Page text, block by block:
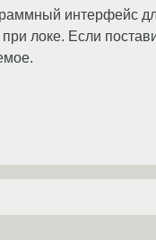
интерфейс
при локе. Если